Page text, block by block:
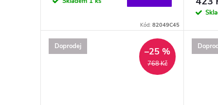
Kód:82049C45
Doprodej
768 Kč
–25 %